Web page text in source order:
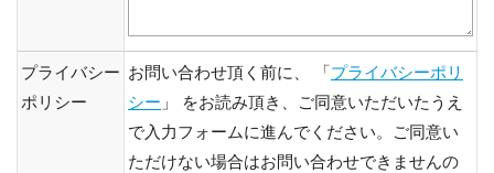
プライバシー
ポリシー
お問い合わせ頂く前に、 「プライバシーポリ
シー 」 をお読み頂き、ご同意いただいたうえ
で入力フォームに進んでください。ご同意い
ただけない場合はお問い合わせできませんの